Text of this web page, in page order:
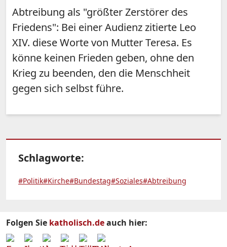
Abtreibung als "größter Zerstörer des
Friedens": Bei einer Audienz zitierte Leo
XIV. diese Worte von Mutter Teresa. Es
könne keinen Frieden geben, ohne den
Krieg zu beenden, den die Menschheit
gegen sich selbst führe.
Schlagworte:
#Politik#Kirche#Bundestag#Soziales#Abtreibung
Folgen Sie katholisch.deauch hier: